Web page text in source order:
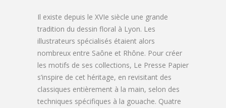
Il existe depuis le XVIe siècle une grande
tradition du dessin floral à Lyon. Les
illustrateurs spécialisés étaient alors
nombreux entre Saône et Rhône. Pour créer
les motifs de ses collections, Le Presse Papier
s’inspire de cet héritage, en revisitant des
classiques entièrement à la main, selon des
techniques spécifiques à la gouache. Quatre